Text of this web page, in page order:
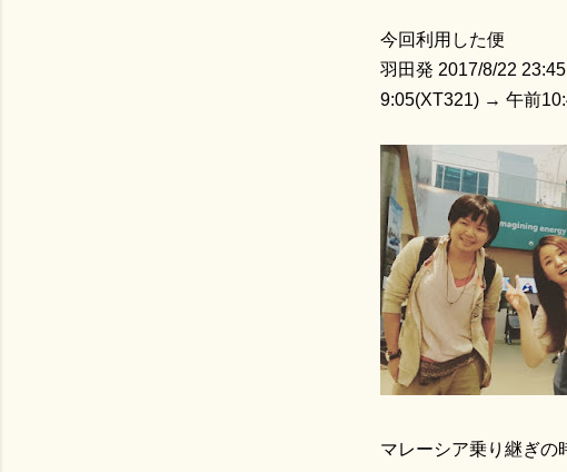
今回利用した便
羽田発 2017/8/22
9:05(XT321) → 午前
マレーシア乗り継ぎの